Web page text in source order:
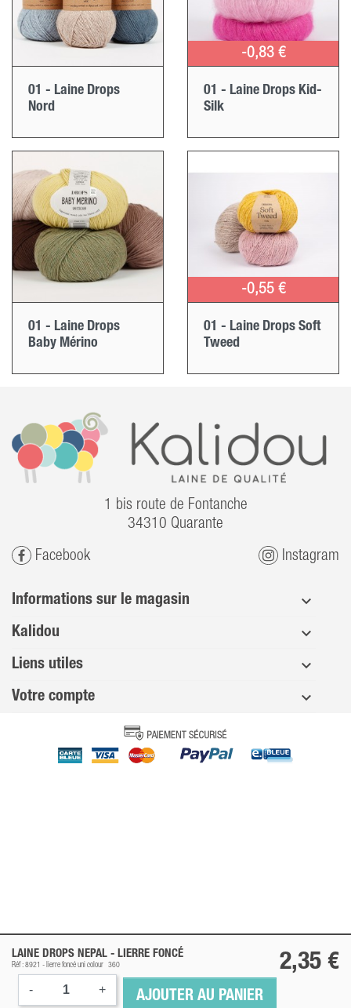
LAINE DROPS NEPAL - LIERRE FONCÉ
Réf : 8921 - lierre foncé uni colour 360 2,35 €
- + AJOUTER AU PANIER
01 - Laine Drops
Nord
-0,83 €
01 - Laine Drops Kid-
Silk
01 - Laine Drops
Baby Mérino
-0,55 €
01 - Laine Drops Soft
Tweed
1 bis route de Fontanche
34310 Quarante
Facebook Instagram
Informations sur le magasin
Kalidou
Liens utiles
Votre compte